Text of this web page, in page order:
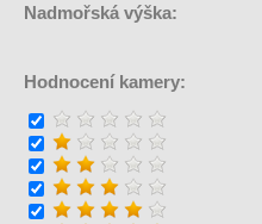
Nadmořská výška:
Hodnocení kamery: